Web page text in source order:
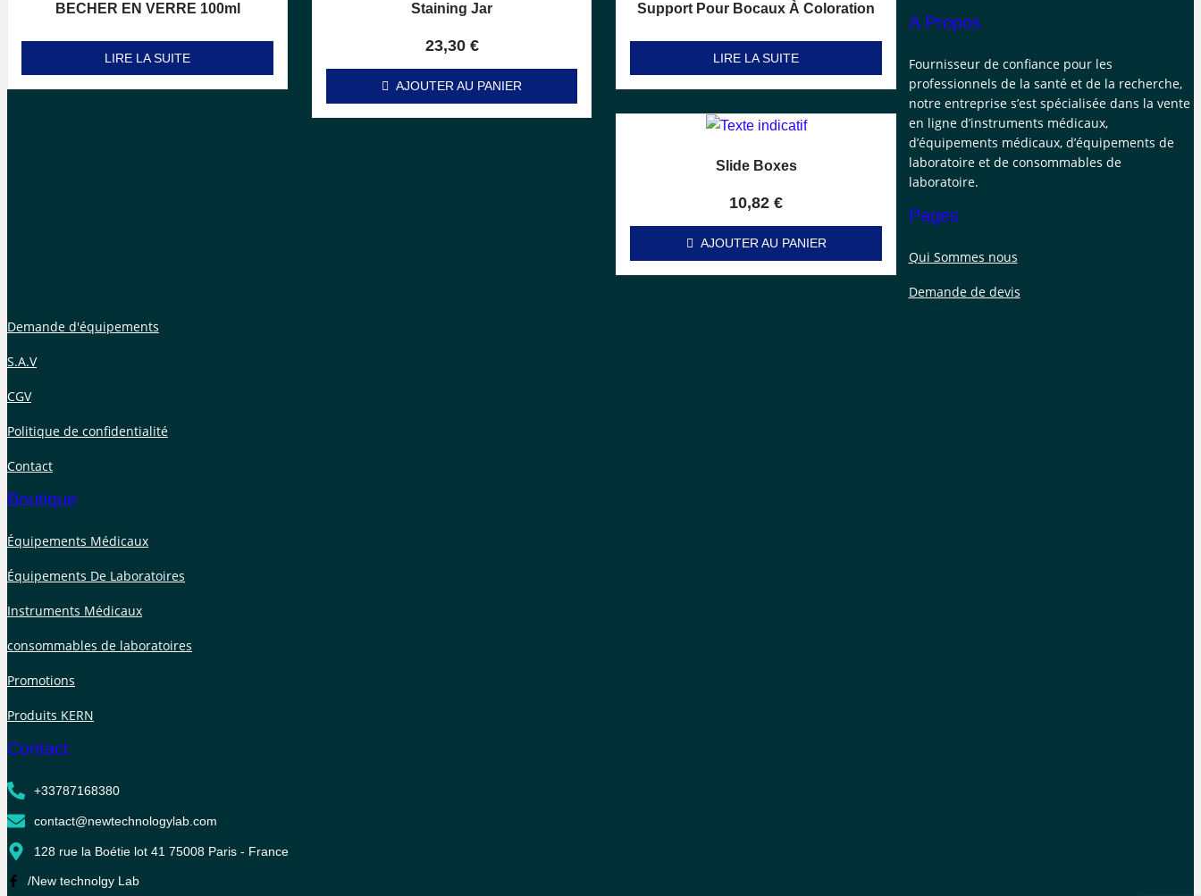
BECHER EN VERRE 100ml
LIRE LA SUITE
Staining Jar
23,30 €
AJOUTER AU PANIER
Support Pour Bocaux À Coloration
LIRE LA SUITE
Slide Boxes
10,82€
AJOUTER AU PANIER
A Propos
Fournisseur de confiance pour les
professionnels de la santé et de la recherche,
notre entreprise s’est spécialisée dans la vente
en ligne d’instruments médicaux,
d’équipements médicaux, d’équipements de
laboratoire et de consommables de
laboratoire.
Pages
Qui Sommes nous
Demande de devis
Demande d'équipements
S.A.V
CGV
Politique de confidentialité
Contact
Boutique
Équipements Médicaux
Équipements De Laboratoires
Instruments Médicaux
consommables de laboratoires
Promotions
Produits KERN
Contact
+33787168380
contact@newtechnologylab.com
128 rue la Boétie lot 41 75008 Paris - France
/New technolgy Lab